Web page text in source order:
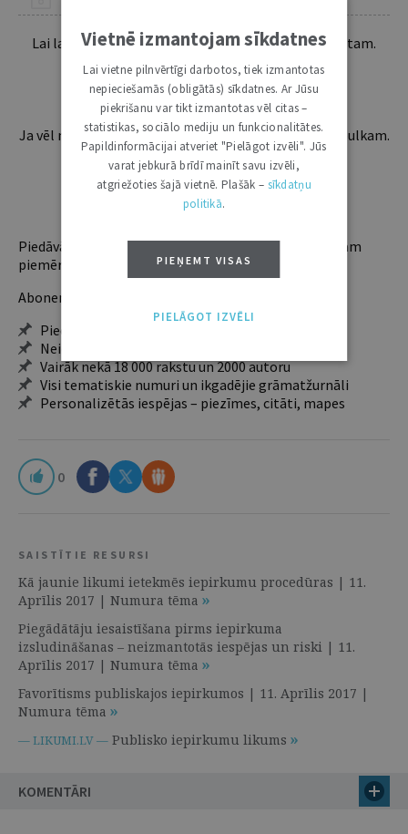
Lai lasītu šo rakstu tālāk, Tev jābūt žurnāla abonentam.
Esošos abonentus lūdzam autorizēties:
Ja vēl neesi abonents, aicinām pievienoties lasītāju pulkam.
Iegūsi tūlītēju piekļuvi digitālajam saturam!
ABONĒT
Piedāvājam trīs abonementu veidus. Vienam lietotājam
piemērotākais ir "Mazais" (3, 6 un 12 mēnešiem).
Abonentu ieguvumi:
Pieeja jaunākajam izdevumam
Neierobežota pieeja arhīvam – 24 h/7 d.
Vairāk nekā 18 000 rakstu un 2000 autoru
Visi tematiskie numuri un ikgadējie grāmatžurnāli
Personalizētās iespējas – piezīmes, citāti, mapes
0
SAISTĪTIE RESURSI
Kā jaunie likumi ietekmēs iepirkumu procedūras | 11.
Aprīlis 2017 | Numura tēma
Piegādātāju iesaistīšana pirms iepirkuma
izsludināšanas – neizmantotās iespējas un riski | 11.
Aprīlis 2017 | Numura tēma
Favorītisms publiskajos iepirkumos | 11. Aprīlis 2017 |
Numura tēma
— LIKUMI.LV — Publisko iepirkumu likums
KOMENTĀRI
Vietnē izmantojam sīkdatnes
Lai vietne pilnvērtīgi darbotos, tiek izmantotas
nepieciešamās (obligātās) sīkdatnes. Ar Jūsu
piekrišanu var tikt izmantotas vēl citas –
statistikas, sociālo mediju un funkcionalitātes.
Papildinformācijai atveriet "Pielāgot izvēli". Jūs
varat jebkurā brīdī mainīt savu izvēli,
atgriežoties šajā vietnē. Plašāk – sīkdatņu
politikā.
PIEŅEMT VISAS
PIELĀGOT IZVĒLI